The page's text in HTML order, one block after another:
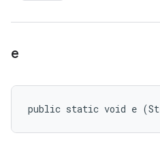
e
public static void e